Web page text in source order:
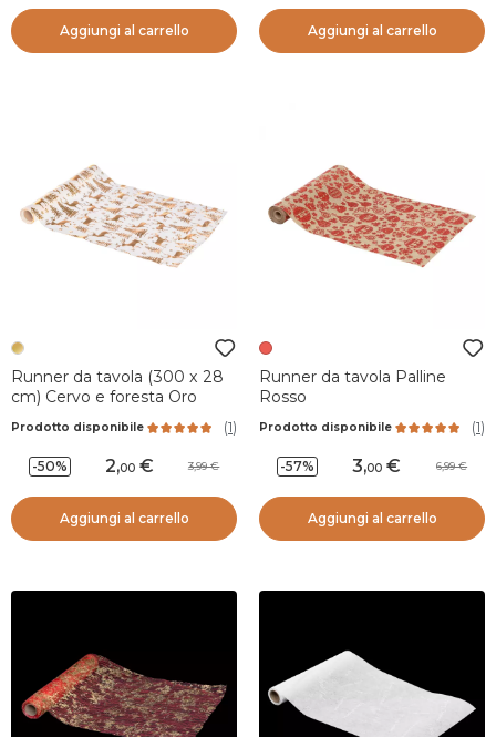
Aggiungi al carrello Aggiungi al carrello
Runner da tavola (300 x 28
cm) Cervo e foresta Oro
Prodotto disponibile (1)
-50% 2,00 3,99
Aggiungi al carrello
Runner da tavola Palline
Rosso
Prodotto disponibile (1)
-57% 3,00 6,99
Aggiungi al carrello